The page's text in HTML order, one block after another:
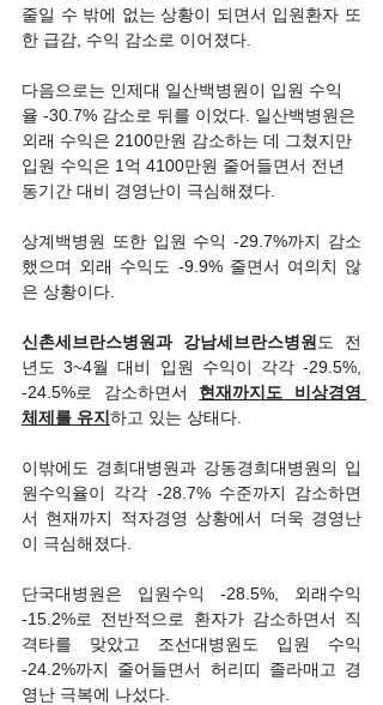
줄일 수 밖에 없는 상황이 되면서 입원환자 또
한 급감, 수익 감소로 이어졌다.
다음으로는 인제대 일산백병원이 입원 수익
율 -30.7% 감소로 뒤를 이었다. 일산백병원은
외래 수익은 2100만원 감소하는 데 그쳤지만
입원 수익은 1억 4100만원 줄어들면서 전년
동기간 대비 경영난이 극심해졌다.
상계백병원 또한 입원 수익 -29.7%까지 감소
했으며 외래 수익도 -9.9% 줄면서 여의치 않
은 상황이다.
신촌세브란스병원과 강남세브란스병원 도 전
년도 3~4월 대비 입원 수익이 각각 -29.5%,
-24.5%로 감소하면서 현재까지도 비상경영
체제를 유지 하고 있는 상태다.
이밖에도 경희대병원과 강동경희대병원의 입
원수익율이 각각 -28.7% 수준까지 감소하면
서 현재까지 적자경영 상황에서 더욱 경영난
이 극심해졌다.
단국대병원은 입원수익 -28.5%, 외래수익
-15.2%로 전반적으로 환자가 감소하면서 직
격타를 맞았고 조선대병원도 입원 수익
-24.2%까지 줄어들면서 허리띠 졸라매고 경
영난 극복에 나섰다.